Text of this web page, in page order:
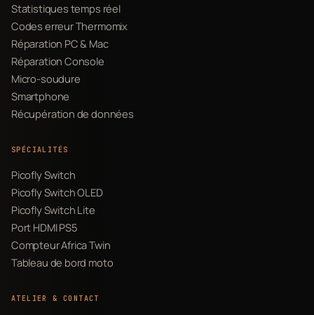
Statistiques temps réel
Codes erreur Thermomix
Réparation PC & Mac
Réparation Console
Micro-soudure
Smartphone
Récupération de données
SPÉCIALITÉS
Picofly Switch
Picofly Switch OLED
Picofly Switch Lite
Port HDMI PS5
Compteur Africa Twin
Tableau de bord moto
ATELIER & CONTACT